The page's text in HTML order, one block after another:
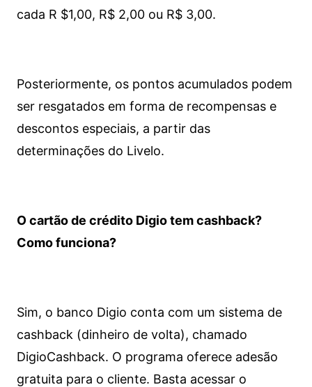
cada R $1,00, R$ 2,00 ou R$ 3,00.
Posteriormente, os pontos acumulados podem
ser resgatados em forma de recompensas e
descontos especiais, a partir das
determinações do Livelo.
O cartão de crédito Digio tem cashback?
Como funciona?
Sim, o banco Digio conta com um sistema de
cashback (dinheiro de volta), chamado
DigioCashback. O programa oferece adesão
gratuita para o cliente. Basta acessar o